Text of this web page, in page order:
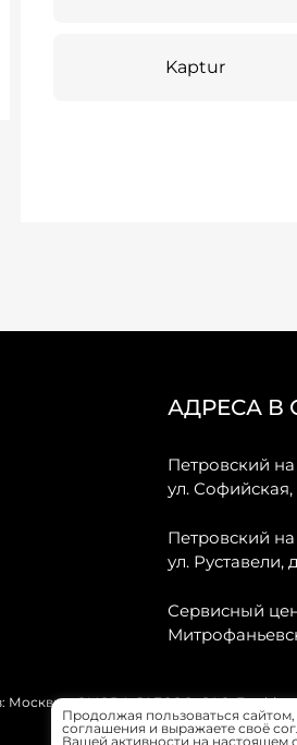
Kaptur
АДРЕСА В
Петровский
ул. Софийская,
Петровский
ул. Руставели,
Сервисный
OMODA, JAECOO, GAC,
Продолжая пользоваться
соглашения и выражаете своё
Вашей активности на настоящем